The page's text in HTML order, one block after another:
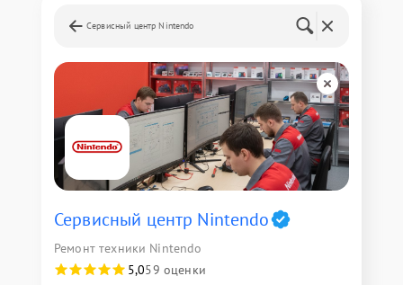
Сервисный центр Nintendo
Сервисный центр Nintendo
Ремонт техники Nintendo
5,059 оценки